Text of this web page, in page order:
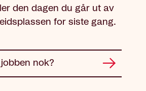
den dagen du går ut av
for siste gang.
nok?